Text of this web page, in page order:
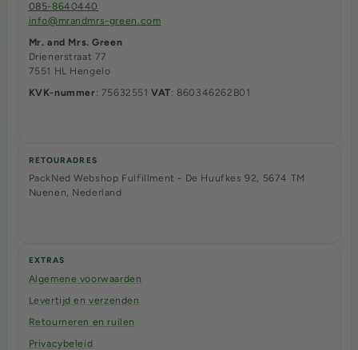
085-8640440
info@mrandmrs-green.com
Mr. and Mrs. Green
Drienerstraat 77
7551 HL Hengelo
KVK-nummer: 75632551VAT: 860346262B01
RETOURADRES
PackNed Webshop Fulfillment - De Huufkes 92, 5674 TM
Nuenen, Nederland
EXTRAS
Algemene voorwaarden
Levertijd en verzenden
Retourneren en ruilen
Privacybeleid